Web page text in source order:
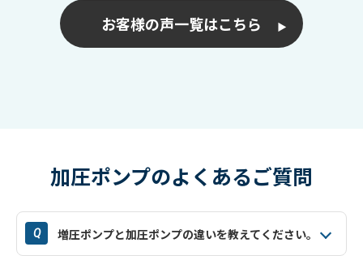
お客様の声一覧はこちら
加圧ポンプのよくあるご質問
Q 増圧ポンプと加圧ポンプの違いを教えてください。